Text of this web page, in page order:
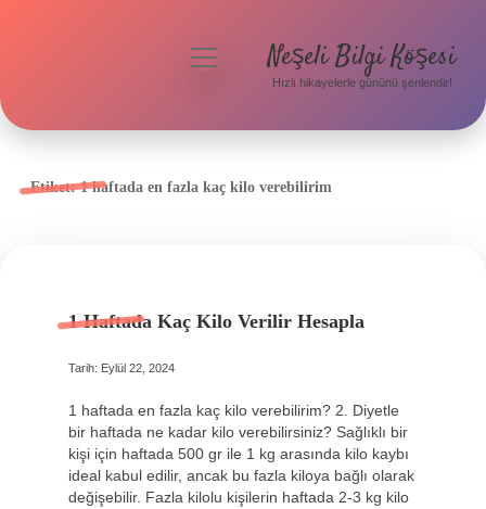
Yasal Uyarı
menüyü
aç
Neşeli Bilgi Köşesi
Hızlı hikayelerle gününü şenlendir!
Etiket:1 haftada en fazla kaç kilo verebilirim
1 Haftada Kaç Kilo Verilir Hesapla
Tarih: Eylül 22, 2024
1 haftada en fazla kaç kilo verebilirim? 2. Diyetle
bir haftada ne kadar kilo verebilirsiniz? Sağlıklı bir
kişi için haftada 500 gr ile 1 kg arasında kilo kaybı
ideal kabul edilir, ancak bu fazla kiloya bağlı olarak
değişebilir. Fazla kilolu kişilerin haftada 2-3 kg kilo